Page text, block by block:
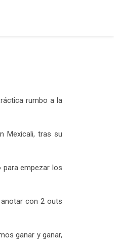
rumbo a la
Mexicali, tras su
para empezar los
con 2 outs
ganar y ganar,